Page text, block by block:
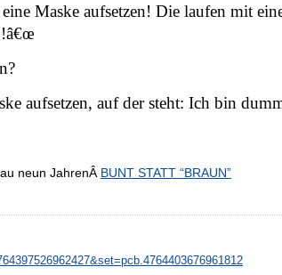
Maske aufsetzen! Die laufen mit
aufsetzen, auf der steht: Ich bin
neun JahrenÂ BUNT STATT “BRAUN”